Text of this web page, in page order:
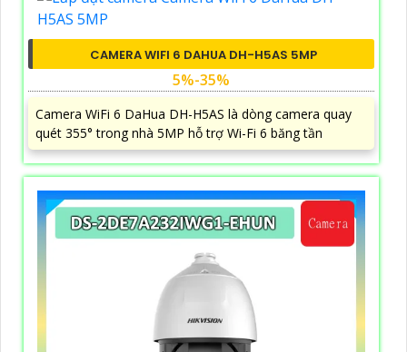
CAMERA WIFI 6 DAHUA DH-H5AS 5MP
5%-35%
Camera WiFi 6 DaHua DH-H5AS là dòng camera quay
quét 355° trong nhà 5MP hỗ trợ Wi-Fi 6 băng tần